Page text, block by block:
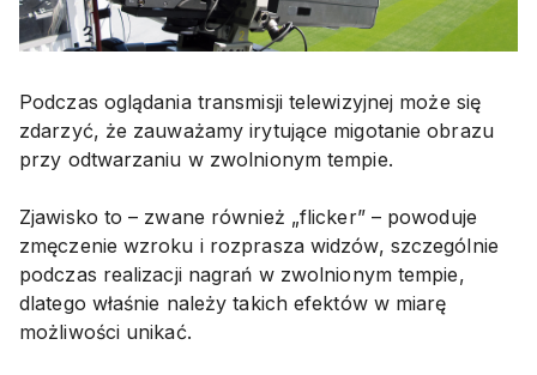
Podczas oglądania transmisji telewizyjnej może się
zdarzyć, że zauważamy irytujące migotanie obrazu
przy odtwarzaniu w zwolnionym tempie.
Zjawisko to – zwane również „flicker” – powoduje
zmęczenie wzroku i rozprasza widzów, szczególnie
podczas realizacji nagrań w zwolnionym tempie,
dlatego właśnie należy takich efektów w miarę
możliwości unikać.